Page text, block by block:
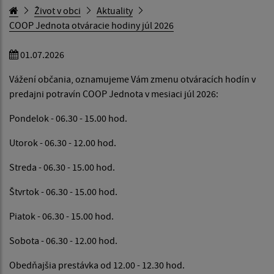
Život v obci
Aktuality
COOP Jednota otváracie hodiny júl 2026
01.07.2026
Vážení občania, oznamujeme Vám zmenu otváracích hodín v
predajni potravín COOP Jednota v mesiaci júl 2026:
Pondelok - 06.30 - 15.00 hod.
Utorok - 06.30 - 12.00 hod.
Streda - 06.30 - 15.00 hod.
Štvrtok - 06.30 - 15.00 hod.
Piatok - 06.30 - 15.00 hod.
Sobota - 06.30 - 12.00 hod.
Obedňajšia prestávka od 12.00 - 12.30 hod.